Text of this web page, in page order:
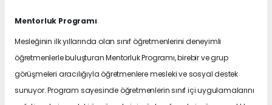
Mentorluk Programı
Mesleğinin ilk yıllarında olan sınıf öğretmenlerini deneyimli
öğretmenlerle buluşturan Mentorluk Programı, birebir ve grup
görüşmeleri aracılığıyla öğretmenlere mesleki ve sosyal destek
sunuyor. Program sayesinde öğretmenlerin sınıf içi uygulamalarını